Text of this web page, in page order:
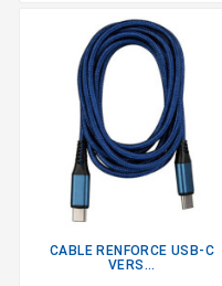
CABLE RENFORCE USB-C
VERS...